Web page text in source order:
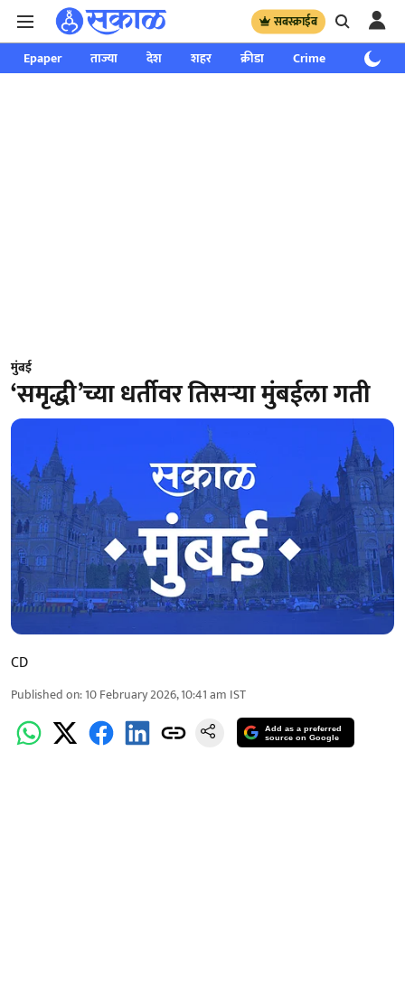
सबस्क्राईब
Epaper ताज्या देश शहर क्रीडा Crime साप्ताहिक
मुंबई
‘समृद्धी’च्या धर्तीवर तिसऱ्या मुंबईला गती
CD
Published on:10 February 2026, 10:41 am IST
Add as a preferred
source on Google